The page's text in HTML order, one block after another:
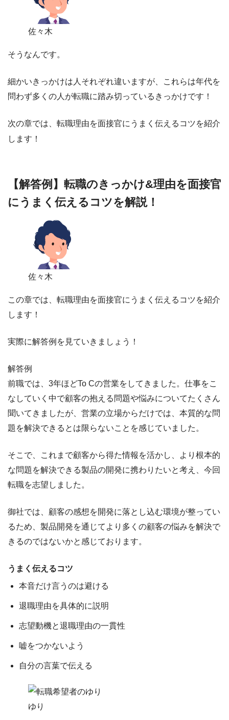
佐々木
そうなんです。
細かいきっかけは人それぞれ違いますが、これらは年代を
問わず多くの人が転職に踏み切っているきっかけです！
次の章では、転職理由を面接官にうまく伝えるコツを紹介
します！
【解答例】転職のきっかけ&理由を面接官
にうまく伝えるコツを解説！
佐々木
この章では、 転職理由を面接官にうまく伝えるコツを紹介
します！
実際に解答例を見ていきましょう！
解答例
前職では、3年ほどTo Cの営業をしてきました。仕事をこ
なしていく中で顧客の抱える問題や悩みについてたくさん
聞いてきましたが、営業の立場からだけでは、本質的な問
題を解決できるとは限らないことを感じていました。
そこで、これまで顧客から得た情報を活かし、より根本的
な問題を解決できる製品の開発に携わりたいと考え、今回
転職を志望しました。
御社では、顧客の感想を開発に落とし込む環境が整ってい
るため、製品開発を通じてより多くの顧客の悩みを解決で
きるのではないかと感じております。
うまく伝えるコツ
本音だけ言うのは避ける
退職理由を具体的に説明
志望動機と退職理由の一貫性
嘘をつかないよう
自分の言葉で伝える
ゆり